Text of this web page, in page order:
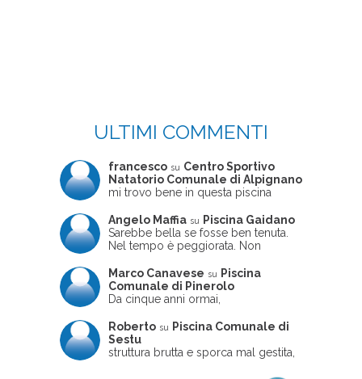
ULTIMI COMMENTI
francesco su Centro Sportivo
Natatorio Comunale di Alpignano
mi trovo bene in questa piscina
Angelo Maffia su
Piscina Gaidano
Sarebbe bella se fosse ben tenuta.
Nel tempo è peggiorata. Non
ne usciva insieme a me non ha
ritrovato le sue scarpe! Peccato
perché potrebbe essere un'ottima
frequentata non magnificamente
Marco Canavese su
Piscina
Comunale di Pinerolo
Da cinque anni ormai,
pomeriggio trascorro cinque-sei ore
in questa magnifica piscina con i miei
due figli che sono letteralmente
Roberto su
Piscina Comunale di
Sestu
struttura brutta e sporca mal gestita,